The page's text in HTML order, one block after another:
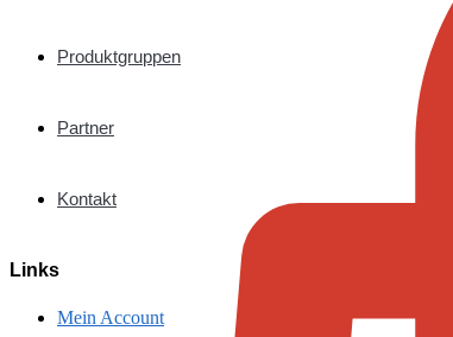
Produktgruppen
Partner
Kontakt
Links
Mein Account